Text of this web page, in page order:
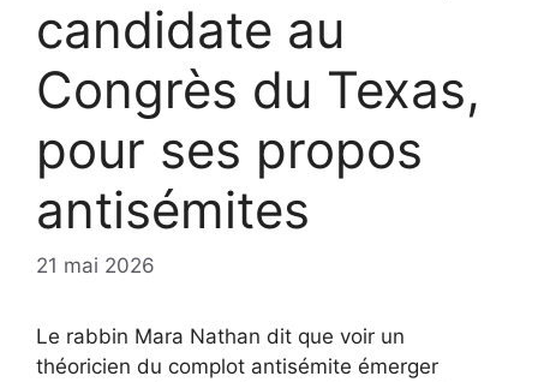
candidate au
Congrès du Texas,
pour ses propos
antisémites
21 mai 2026
Le rabbin Mara Nathan dit que voir un
théoricien du complot antisémite émerger